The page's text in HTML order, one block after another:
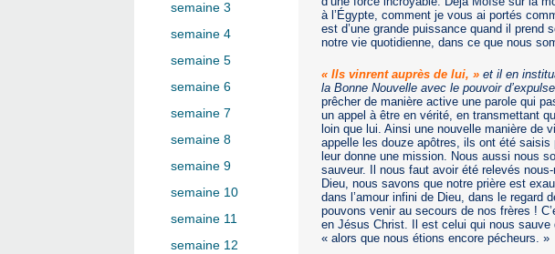
à l’Égypte, comment je vous ai portés
est d’une grande puissance quand il prend
notre vie quotidienne, dans ce que nous
« Ils vinrent auprès de lui, » et il en
la Bonne Nouvelle avec le pouvoir
prêcher de manière active une parole qui
un appel à être en vérité, en transmettant
loin que lui. Ainsi une nouvelle manière de
appelle les douze apôtres, ils ont été saisis
leur donne une mission. Nous aussi nous
sauveur. Il nous faut avoir été relevés
Dieu, nous savons que notre prière est
dans l’amour infini de Dieu, dans le regard
pouvons venir au secours de nos frères !
en Jésus Christ. Il est celui qui nous sauve
« alors que nous étions encore pécheurs. »
semaine 3
semaine 4
semaine 5
semaine 6
semaine 7
semaine 8
semaine 9
semaine 10
semaine 11
semaine 12